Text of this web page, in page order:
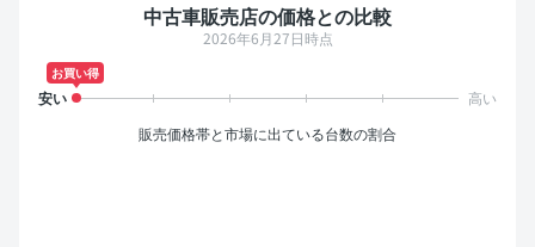
中古車販売店の価格との比較
2026年6月27日時点
お買い得
販売価格帯と市場に出ている台数の割合